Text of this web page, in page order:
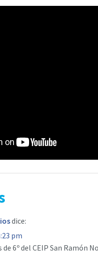
dice:
pm
de 6º del CEIP San Ramón